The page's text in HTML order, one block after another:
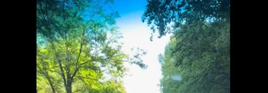
в областта на носа, и охлузни рани, довели до
разстройство на здравето, неопасно за живота.
Престъплението бе класифицирано по чл.131 ал.1
т.12 пр.1, вр. чл.130 ал.1 от НК, като А.Н. е освободен
от наказателна отговорност и му е наложено
административно наказание по реда на чл.78а ал.1